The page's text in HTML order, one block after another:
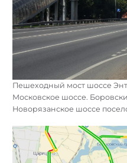
Пешеходный мост шоссе
Московское шоссе.
Новорязанское шоссе